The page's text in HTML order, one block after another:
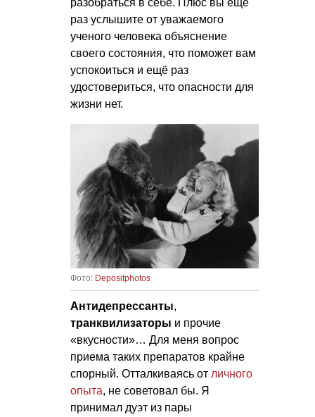
раз услышите от уважаемого
ученого человека объяснение
своего состояния, что поможет вам
успокоиться и ещё раз
удостовериться, что опасности для
жизни нет.
Фото: Depositphotos
Антидепрессанты,
транквилизаторы и прочие
«вкусности»… Для меня вопрос
приема таких препаратов крайне
спорный. Отталкиваясь от личного
опыта, не советовал бы. Я
принимал дуэт из пары